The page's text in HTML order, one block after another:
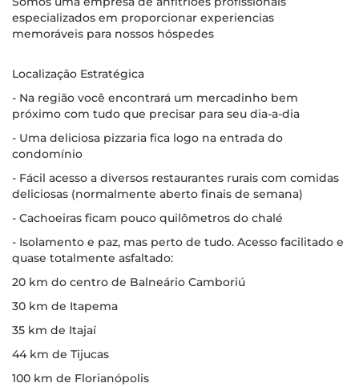
especializados em proporcionar experiencias
memoráveis para nossos hóspedes
Localização Estratégica
- Na região você encontrará um mercadinho bem
próximo com tudo que precisar para seu dia-a-dia
- Uma deliciosa pizzaria fica logo na entrada do
condomínio
- Fácil acesso a diversos restaurantes rurais com comidas
deliciosas (normalmente aberto finais de semana)
- Cachoeiras ficam pouco quilômetros do chalé
- Isolamento e paz, mas perto de tudo. Acesso facilitado e
quase totalmente asfaltado:
20 km do centro de Balneário Camboriú
30 km de Itapema
35 km de Itajaí
44 km de Tijucas
100 km de Florianópolis